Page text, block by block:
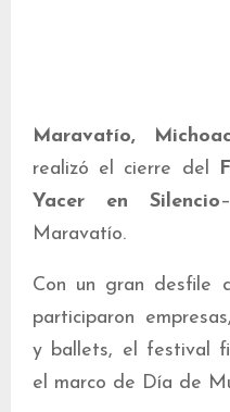
Maravatío,
realizó el cierre del
Yacer en Silencio
Maravatío.
Con un gran desfile
participaron
y ballets, el festival
el marco de Día de